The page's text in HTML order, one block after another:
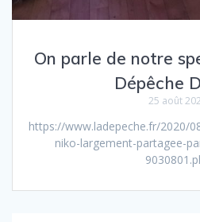
On parle de notre
Dépêche
25 août
https://www.ladepeche.fr/2020/
niko-largement-partagee-